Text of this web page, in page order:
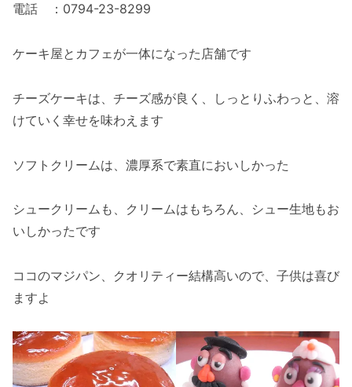
電話 ：0794-23-8299
ケーキ屋とカフェが一体になった店舗です
チーズケーキは、チーズ感が良く、しっとりふわっと、溶
けていく幸せを味わえます
ソフトクリームは、濃厚系で素直においしかった
シュークリームも、クリームはもちろん、シュー生地もお
いしかったです
ココのマジパン、クオリティー結構高いので、子供は喜び
ますよ